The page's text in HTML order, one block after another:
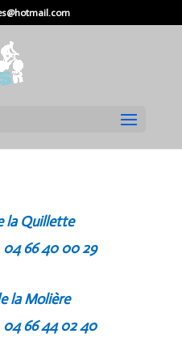
la Quillette
66 40 00 29
la Molière
66 44 02 40